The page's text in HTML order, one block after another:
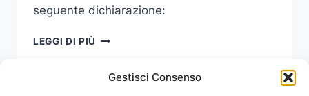
Gestisci Consenso
seguente dichiarazione:
LEGGI DI PIÙ NOTA
SU